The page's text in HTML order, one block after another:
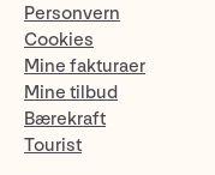
Personvern
Cookies
Mine fakturaer
Mine tilbud
Bærekraft
Tourist